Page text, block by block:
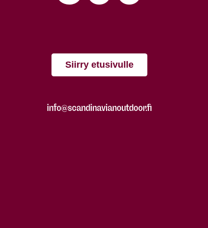
Siirry etusivulle
info@scandinavianoutdoor.fi